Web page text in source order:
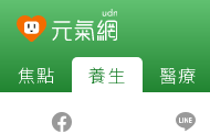
焦點 養生 醫療